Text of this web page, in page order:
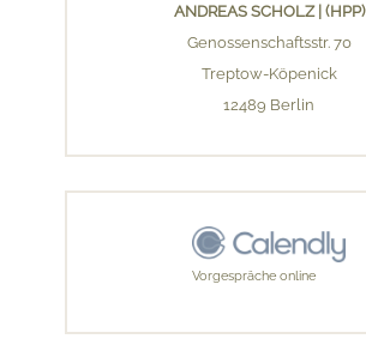
ANDREAS SCHOLZ | (HPP)
Genossenschaftsstr. 70
Treptow-Köpenick
12489 Berlin
Vorgespräche online